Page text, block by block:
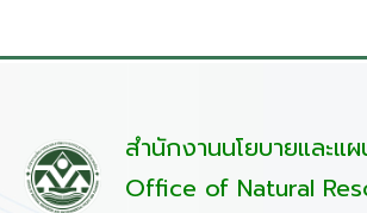
สำนักงานนโยบายและแ
Office of Natural